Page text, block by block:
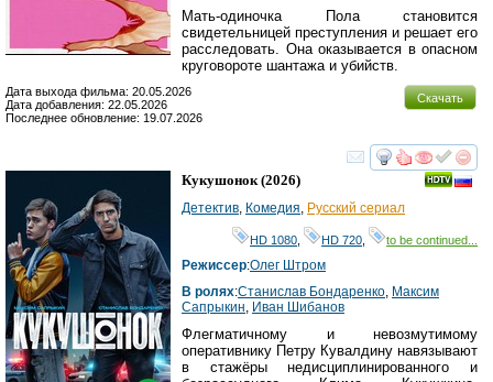
Мать-одиночка Пола становится
свидетельницей преступления и решает его
расследовать. Она оказывается в опасном
круговороте шантажа и убийств.
Скачать
Дата выхода фильма: 20.05.2026
Дата добавления: 22.05.2026
Последнее обновление: 19.07.2026
смотреть
Кукушонок(2026)
Детектив, Комедия, Русский сериал
HD 1080 HD 720 to be continued...
Режиссер:Олег Штром
В ролях:Станислав Бондаренко, Максим
Сапрыкин, Иван Шибанов
Флегматичному и невозмутимому
оперативнику Петру Кувалдину навязывают
в стажёры недисциплинированного и